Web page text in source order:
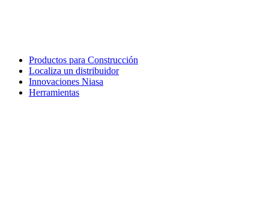
Productos para Construcción
Localiza un distribuidor
Innovaciones Niasa
Herramientas